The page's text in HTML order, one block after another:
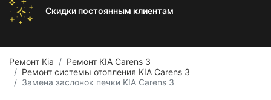
Скидки постоянным клиентам
Ремонт Kia
Ремонт KIA Carens 3
Ремонт системы отопления KIA Carens 3
Замена заслонок печки KIA Carens 3